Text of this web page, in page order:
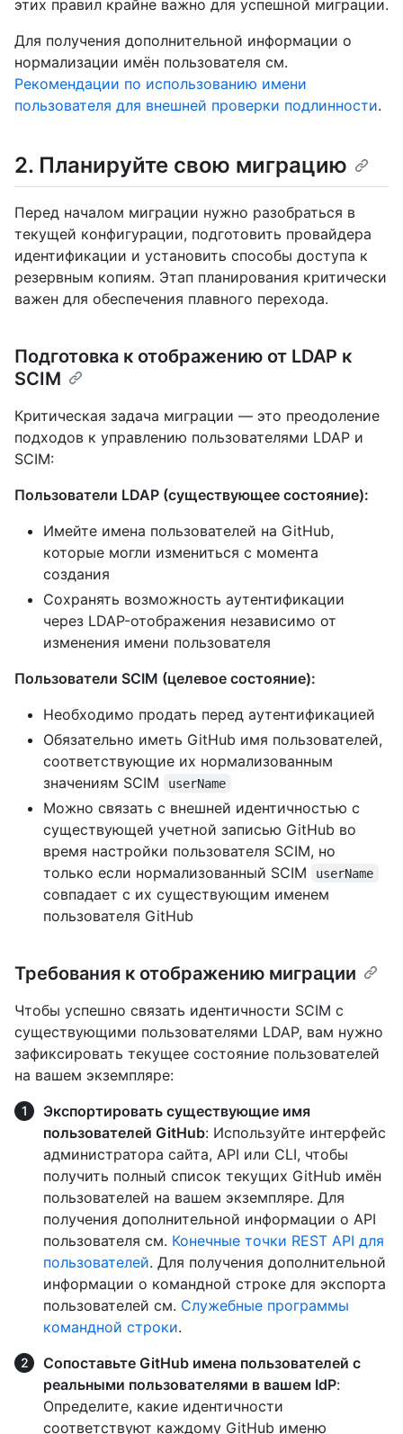
этих правил крайне важно для успешной миграции.
Для получения дополнительной информации о
нормализации имён пользователя см.
Рекомендации по использованию имени
пользователя для внешней проверки подлинности.
2. Планируйте свою миграцию
Перед началом миграции нужно разобраться в
текущей конфигурации, подготовить провайдера
идентификации и установить способы доступа к
резервным копиям. Этап планирования критически
важен для обеспечения плавного перехода.
Подготовка к отображению от LDAP к
SCIM
Критическая задача миграции — это преодоление
подходов к управлению пользователями LDAP и
SCIM:
Пользователи LDAP (существующее состояние):
Имейте имена пользователей на GitHub,
которые могли измениться с момента
создания
Сохранять возможность аутентификации
через LDAP-отображения независимо от
изменения имени пользователя
Пользователи SCIM (целевое состояние):
Необходимо продать перед аутентификацией
Обязательно иметь GitHub имя пользователей,
соответствующие их нормализованным
значениям SCIM
userName
Можно связать с внешней идентичностью с
существующей учетной записью GitHub во
время настройки пользователя SCIM, но
только если нормализованный SCIM
userName
совпадает с их существующим именем
пользователя GitHub
Требования к отображению миграции
Чтобы успешно связать идентичности SCIM с
существующими пользователями LDAP, вам нужно
зафиксировать текущее состояние пользователей
на вашем экземпляре:
Экспортировать существующие имя
пользователей GitHub: Используйте интерфейс
администратора сайта, API или CLI, чтобы
получить полный список текущих GitHub имён
пользователей на вашем экземпляре. Для
получения дополнительной информации о API
пользователя см. Конечные точки REST API для
пользователей. Для получения дополнительной
информации о командной строке для экспорта
пользователей см. Служебные программы
командной строки.
Сопоставьте GitHub имена пользователей с
реальными пользователями в вашем IdP:
Определите, какие идентичности
соответствуют каждому GitHub именю